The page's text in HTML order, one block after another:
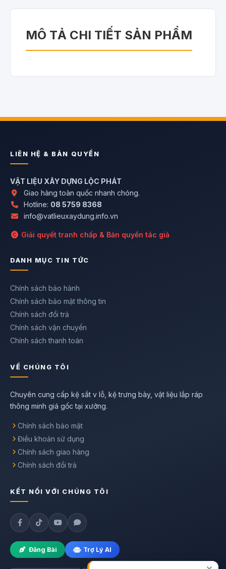
MÔ TẢ CHI TIẾT SẢN PHẨM
LIÊN HỆ & BẢN QUYỀN
VẬT LIỆU XÂY DỰNG LỘC PHÁT
Giao hàng toàn quốc nhanh chóng.
Hotline: 08 5759 8368
info@vatlieuxaydung.info.vn
Giải quyết tranh chấp & Bản quyền tác giả
DANH MỤC TIN TỨC
Chính sách bảo hành
Chính sách bảo mật thông tin
Chính sách đổi trả
Chính sách vận chuyển
Chính sách thanh toán
VỀ CHÚNG TÔI
Chuyên cung cấp kệ sắt v lỗ, kệ trưng bày, vật liệu lắp ráp
thông minh giá gốc tại xưởng.
Chính sách bảo mật
Điều khoản sử dụng
Chính sách giao hàng
Chính sách đổi trả
KẾT NỐI VỚI CHÚNG TÔI
Đăng Bài Trợ Lý AI